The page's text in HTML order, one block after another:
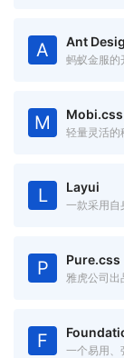
A Ant
M Mobi.css
L Layui
P Pure.css
F